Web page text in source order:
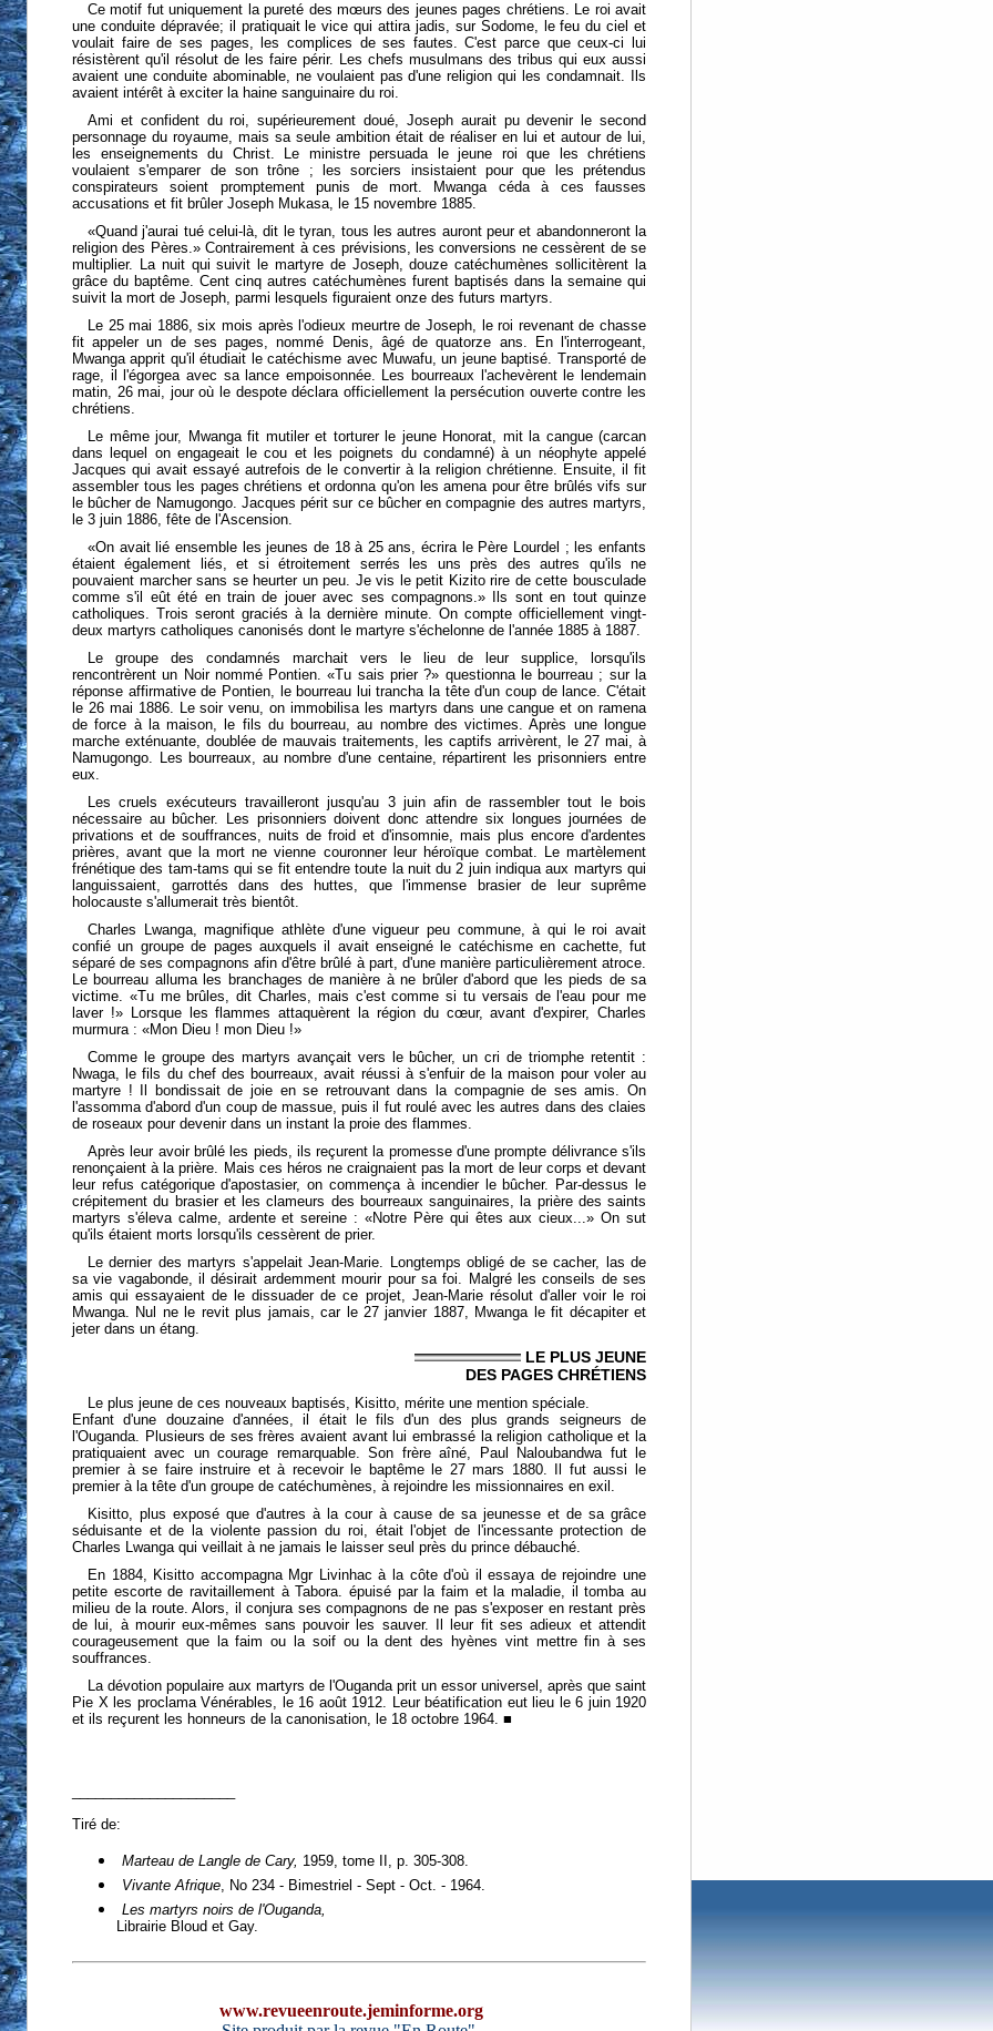
Ce motif fut uniquement la pureté des mœurs des jeunes pages chrétiens. Le roi avait
une conduite dépravée; il pratiquait le vice qui attira jadis, sur Sodome, le feu du ciel et
voulait faire de ses pages, les complices de ses fautes. C'est parce que ceux-ci lui
résistèrent qu'il résolut de les faire périr. Les chefs musulmans des tribus qui eux aussi
avaient une conduite abominable, ne voulaient pas d'une religion qui les condamnait. Ils
avaient intérêt à exciter la haine sanguinaire du roi.
Ami et confident du roi, supérieurement doué, Joseph aurait pu devenir le second
personnage du royaume, mais sa seule ambition était de réaliser en lui et autour de lui,
les enseignements du Christ. Le ministre persuada le jeune roi que les chrétiens
voulaient s'emparer de son trône ; les sorciers insistaient pour que les prétendus
conspirateurs soient promptement punis de mort. Mwanga céda à ces fausses
accusations et fit brûler Joseph Mukasa, le 15 novembre 1885.
«Quand j'aurai tué celui-là, dit le tyran, tous les autres auront peur et abandonneront la
religion des Pères.» Contrairement à ces prévisions, les conversions ne cessèrent de se
multiplier. La nuit qui suivit le martyre de Joseph, douze catéchumènes sollicitèrent la
grâce du baptême. Cent cinq autres catéchumènes furent baptisés dans la semaine qui
suivit la mort de Joseph, parmi lesquels figuraient onze des futurs martyrs.
Le 25 mai 1886, six mois après l'odieux meurtre de Joseph, le roi revenant de chasse
fit appeler un de ses pages, nommé Denis, âgé de quatorze ans. En l'interrogeant,
Mwanga apprit qu'il étudiait le catéchisme avec Muwafu, un jeune baptisé. Transporté de
rage, il l'égorgea avec sa lance empoisonnée. Les bourreaux l'achevèrent le lendemain
matin, 26 mai, jour où le despote déclara officiellement la persécution ouverte contre les
chrétiens.
Le même jour, Mwanga fit mutiler et torturer le jeune Honorat, mit la cangue (carcan
dans lequel on engageait le cou et les poignets du condamné) à un néophyte appelé
Jacques qui avait essayé autrefois de le convertir à la religion chrétienne. Ensuite, il fit
assembler tous les pages chrétiens et ordonna qu'on les amena pour être brûlés vifs sur
le bûcher de Namugongo. Jacques périt sur ce bûcher en compagnie des autres martyrs,
le 3 juin 1886, fête de l'Ascension.
«On avait lié ensemble les jeunes de 18 à 25 ans, écrira le Père Lourdel ; les enfants
étaient également liés, et si étroitement serrés les uns près des autres qu'ils ne
pouvaient marcher sans se heurter un peu. Je vis le petit Kizito rire de cette bousculade
comme s'il eût été en train de jouer avec ses compagnons.» Ils sont en tout quinze
catholiques. Trois seront graciés à la dernière minute. On compte officiellement vingt-
deux martyrs catholiques canonisés dont le martyre s'échelonne de l'année 1885 à 1887.
Le groupe des condamnés marchait vers le lieu de leur supplice, lorsqu'ils
rencontrèrent un Noir nommé Pontien. «Tu sais prier ?» questionna le bourreau ; sur la
réponse affirmative de Pontien, le bourreau lui trancha la tête d'un coup de lance. C'était
le 26 mai 1886. Le soir venu, on immobilisa les martyrs dans une cangue et on ramena
de force à la maison, le fils du bourreau, au nombre des victimes. Après une longue
marche exténuante, doublée de mauvais traitements, les captifs arrivèrent, le 27 mai, à
Namugongo. Les bourreaux, au nombre d'une centaine, répartirent les prisonniers entre
eux.
Les cruels exécuteurs travailleront jusqu'au 3 juin afin de rassembler tout le bois
nécessaire au bûcher. Les prisonniers doivent donc attendre six longues journées de
privations et de souffrances, nuits de froid et d'insomnie, mais plus encore d'ardentes
prières, avant que la mort ne vienne couronner leur héroïque combat. Le martèlement
frénétique des tam-tams qui se fit entendre toute la nuit du 2 juin indiqua aux martyrs qui
languissaient, garrottés dans des huttes, que l'immense brasier de leur suprême
holocauste s'allumerait très bientôt.
Charles Lwanga, magnifique athlète d'une vigueur peu commune, à qui le roi avait
confié un groupe de pages auxquels il avait enseigné le catéchisme en cachette, fut
séparé de ses compagnons afin d'être brûlé à part, d'une manière particulièrement atroce.
Le bourreau alluma les branchages de manière à ne brûler d'abord que les pieds de sa
victime. «Tu me brûles, dit Charles, mais c'est comme si tu versais de l'eau pour me
laver !» Lorsque les flammes attaquèrent la région du cœur, avant d'expirer, Charles
murmura : «Mon Dieu ! mon Dieu !»
Comme le groupe des martyrs avançait vers le bûcher, un cri de triomphe retentit :
Nwaga, le fils du chef des bourreaux, avait réussi à s'enfuir de la maison pour voler au
martyre ! Il bondissait de joie en se retrouvant dans la compagnie de ses amis. On
l'assomma d'abord d'un coup de massue, puis il fut roulé avec les autres dans des claies
de roseaux pour devenir dans un instant la proie des flammes.
Après leur avoir brûlé les pieds, ils reçurent la promesse d'une prompte délivrance s'ils
renonçaient à la prière. Mais ces héros ne craignaient pas la mort de leur corps et devant
leur refus catégorique d'apostasier, on commença à incendier le bûcher. Par-dessus le
crépitement du brasier et les clameurs des bourreaux sanguinaires, la prière des saints
martyrs s'éleva calme, ardente et sereine : «Notre Père qui êtes aux cieux...» On sut
qu'ils étaient morts lorsqu'ils cessèrent de prier.
Le dernier des martyrs s'appelait Jean-Marie. Longtemps obligé de se cacher, las de
sa vie vagabonde, il désirait ardemment mourir pour sa foi. Malgré les conseils de ses
amis qui essayaient de le dissuader de ce projet, Jean-Marie résolut d'aller voir le roi
Mwanga. Nul ne le revit plus jamais, car le 27 janvier 1887, Mwanga le fit décapiter et
jeter dans un étang.
LE PLUS JEUNE
DES PAGES CHRÉTIENS
Le plus jeune de ces nouveaux baptisés, Kisitto, mérite une mention spéciale.
Enfant d'une douzaine d'années, il était le fils d'un des plus grands seigneurs de
l'Ouganda. Plusieurs de ses frères avaient avant lui embrassé la religion catholique et la
pratiquaient avec un courage remarquable. Son frère aîné, Paul Naloubandwa fut le
premier à se faire instruire et à recevoir le baptême le 27 mars 1880. Il fut aussi le
premier à la tête d'un groupe de catéchumènes, à rejoindre les missionnaires en exil.
Kisitto, plus exposé que d'autres à la cour à cause de sa jeunesse et de sa grâce
séduisante et de la violente passion du roi, était l'objet de l'incessante protection de
Charles Lwanga qui veillait à ne jamais le laisser seul près du prince débauché.
En 1884, Kisitto accompagna Mgr Livinhac à la côte d'où il essaya de rejoindre une
petite escorte de ravitaillement à Tabora. épuisé par la faim et la maladie, il tomba au
milieu de la route. Alors, il conjura ses compagnons de ne pas s'exposer en restant près
de lui, à mourir eux-mêmes sans pouvoir les sauver. Il leur fit ses adieux et attendit
courageusement que la faim ou la soif ou la dent des hyènes vint mettre fin à ses
souffrances.
La dévotion populaire aux martyrs de l'Ouganda prit un essor universel, après que saint
Pie X les proclama Vénérables, le 16 août 1912. Leur béatification eut lieu le 6 juin 1920
et ils reçurent les honneurs de la canonisation, le 18 octobre 1964. ■
Tiré de:
Marteau de Langle de Cary, 1959, tome II, p. 305-308.
Vivante Afrique, No 234 - Bimestriel - Sept - Oct. - 1964.
Les martyrs noirs de l'Ouganda,
Librairie Bloud et Gay.
www.revueenroute.jeminforme.org